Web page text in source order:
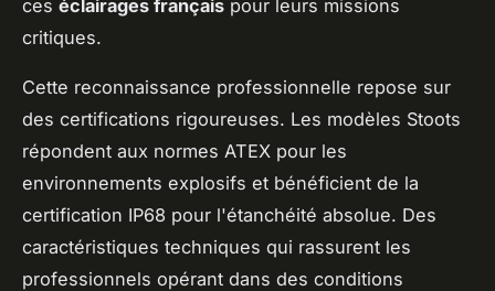
ces éclairages français pour leurs missions
critiques.
Cette reconnaissance professionnelle repose sur
des certifications rigoureuses. Les modèles Stoots
répondent aux normes ATEX pour les
environnements explosifs et bénéficient de la
certification IP68 pour l'étanchéité absolue. Des
caractéristiques techniques qui rassurent les
professionnels opérant dans des conditions